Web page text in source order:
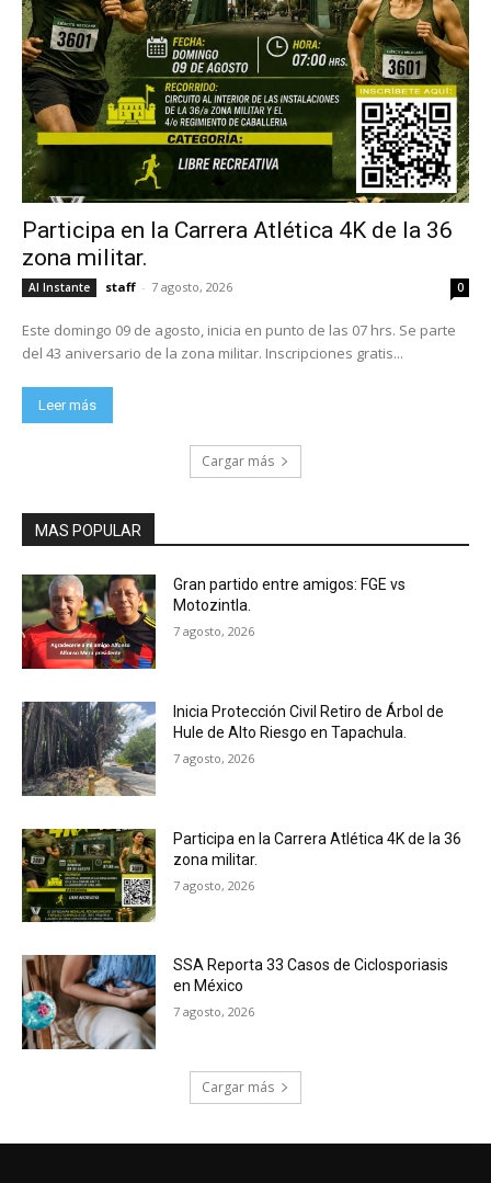
Participa en la Carrera Atlética 4K de la 36
zona militar.
Al Instante staff - 7 agosto, 2026 0
Este domingo 09 de agosto, inicia en punto de las 07 hrs. Se parte
del 43 aniversario de la zona militar. Inscripciones gratis...
Leer más
Cargar más
MAS POPULAR
Gran partido entre amigos: FGE vs
Motozintla.
7 agosto, 2026
Inicia Protección Civil Retiro de Árbol de
Hule de Alto Riesgo en Tapachula.
7 agosto, 2026
Participa en la Carrera Atlética 4K de la 36
zona militar.
7 agosto, 2026
SSA Reporta 33 Casos de Ciclosporiasis
en México
7 agosto, 2026
Cargar más